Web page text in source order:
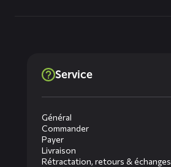
Service
Général
Commander
Payer
Livraison
Rétractation, retours & échanges